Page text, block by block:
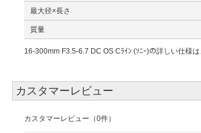
最大径×長さ
質量
16-300mm F3.5-6.7 DC OS Cﾗｲﾝ (ｿﾆｰ)の詳しい仕様は
カスタマーレビュー
カスタマーレビュー（0件）